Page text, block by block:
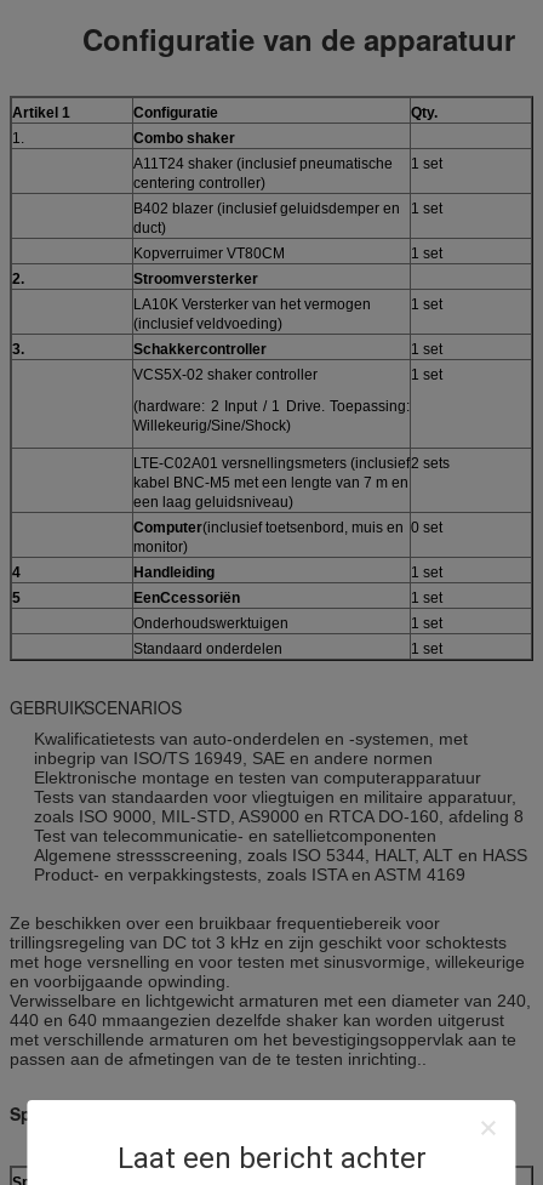
Laat een bericht achter
Configuratie van de apparatuur
Artikel 1 Configuratie
Qty.
1.
Combo shaker
A11T24 shaker (inclusief pneumatische
centering controller)
1 set
B402 blazer (inclusief geluidsdemper en
duct)
1 set
Kopverruimer VT80CM
1 set
2.
Stroomversterker
LA10K Versterker van het vermogen
(inclusief veldvoeding)
1 set
3. Schakkercontroller
1 set
VCS5X-02 shaker controller
(hardware: 2 Input / 1 Drive. Toepassing:
Willekeurig/Sine/Shock)
1 set
LTE-C02A01 versnellingsmeters (inclusief
kabel BNC-M5 met een lengte van 7 m en
een laag geluidsniveau)
2 sets
Computer(inclusief toetsenbord, muis en
monitor)
0 set
4 Handleiding
1 set
5
EenCcessoriën
1 set
Onderhoudswerktuigen
1 set
Standaard onderdelen
1 set
GEBRUIKSCENARIOS
Kwalificatietests van auto-onderdelen en -systemen, met
inbegrip van ISO/TS 16949, SAE en andere normen
Elektronische montage en testen van computerapparatuur
Tests van standaarden voor vliegtuigen en militaire apparatuur,
zoals ISO 9000, MIL-STD, AS9000 en RTCA DO-160, afdeling 8
Test van telecommunicatie- en satellietcomponenten
Algemene stressscreening, zoals ISO 5344, HALT, ALT en HASS
Product- en verpakkingstests, zoals ISTA en ASTM 4169
Ze beschikken over een bruikbaar frequentiebereik voor
trillingsregeling van DC tot 3 kHz en zijn geschikt voor schoktests
met hoge versnelling en voor testen met sinusvormige, willekeurige
en voorbijgaande opwinding.
Verwisselbare en lichtgewicht armaturen met een diameter van 240,
440 en 640 mmaangezien dezelfde shaker kan worden uitgerust
met verschillende armaturen om het bevestigingsoppervlak aan te
passen aan de afmetingen van de te testen inrichting..
Specificaties